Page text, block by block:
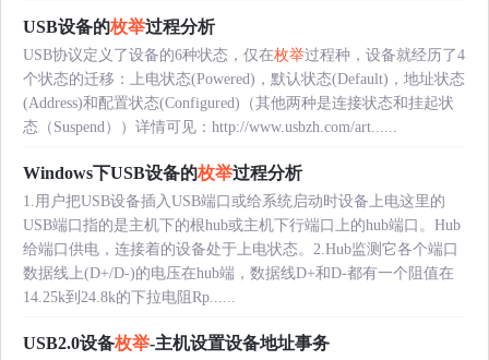
USB设备的枚举过程分析
USB协议定义了设备的6种状态，仅在枚举过程种，设备就经历了4
个状态的迁移：上电状态(Powered)，默认状态(Default)，地址状态
(Address)和配置状态(Configured)（其他两种是连接状态和挂起状
态（Suspend））详情可见：http://www.usbzh.com/art......
Windows下USB设备的枚举过程分析
1.用户把USB设备插入USB端口或给系统启动时设备上电这里的
USB端口指的是主机下的根hub或主机下行端口上的hub端口。Hub
给端口供电，连接着的设备处于上电状态。2.Hub监测它各个端口
数据线上(D+/D-)的电压在hub端，数据线D+和D-都有一个阻值在
14.25k到24.8k的下拉电阻Rp......
USB2.0设备枚举-主机设置设备地址事务